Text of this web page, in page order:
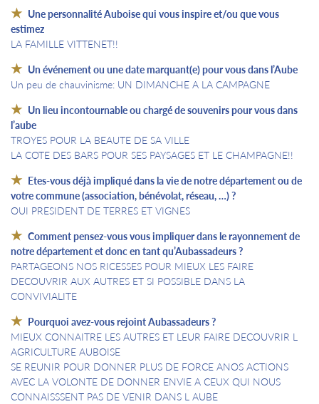
Une personnalité Auboise qui vous inspire et/ou que vous
estimez
LA FAMILLE VITTENET!!
Un événement ou une date marquant(e) pour vous dans l’Aube
Un peu de chauvinisme: UN DIMANCHE A LA CAMPAGNE
Un lieu incontournable ou chargé de souvenirs pour vous dans
l’aube
TROYES POUR LA BEAUTE DE SA VILLE
LA COTE DES BARS POUR SES PAYSAGES ET LE CHAMPAGNE!!
Etes-vous déjà impliqué dans la vie de notre département ou de
votre commune (association, bénévolat, réseau, …) ?
OUI PRESIDENT DE TERRES ET VIGNES
Comment pensez-vous vous impliquer dans le rayonnement de
notre département et donc en tant qu’Aubassadeurs ?
PARTAGEONS NOS RICESSES POUR MIEUX LES FAIRE
DECOUVRIR AUX AUTRES ET SI POSSIBLE DANS LA
CONVIVIALITE
Pourquoi avez-vous rejoint Aubassadeurs ?
MIEUX CONNAITRE LES AUTRES ET LEUR FAIRE DECOUVRIR L
AGRICULTURE AUBOISE
SE REUNIR POUR DONNER PLUS DE FORCE ANOS ACTIONS
AVEC LA VOLONTE DE DONNER ENVIE A CEUX QUI NOUS
CONNAISSSENT PAS DE VENIR DANS L AUBE